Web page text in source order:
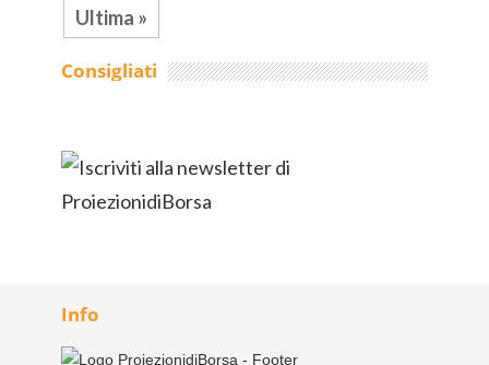
Ultima »
Consigliati
Info